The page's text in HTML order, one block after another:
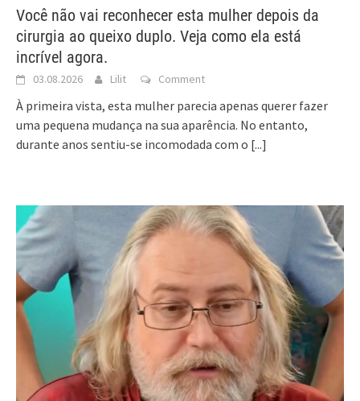
Você não vai reconhecer esta mulher depois da
cirurgia ao queixo duplo. Veja como ela está
incrível agora.
03.08.2026 Lilit Comment
À primeira vista, esta mulher parecia apenas querer fazer
uma pequena mudança na sua aparência. No entanto,
durante anos sentiu-se incomodada com o [...]